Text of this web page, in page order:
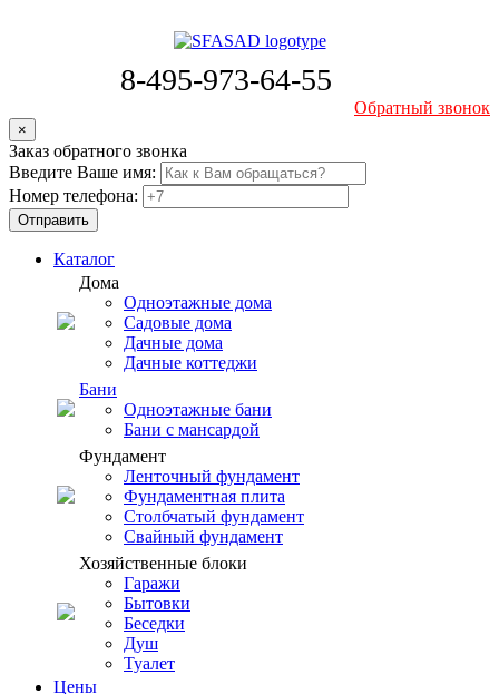
8-495-973-64-55
Обратный звонок
×
Заказ обратного звонка
Введите Ваше имя:
Номер телефона:
Каталог
Дома
Одноэтажные дома
Садовые дома
Дачные дома
Дачные коттеджи
Бани
Одноэтажные бани
Бани с мансардой
Фундамент
Ленточный фундамент
Фундаментная плита
Столбчатый фундамент
Свайный фундамент
Хозяйственные блоки
Гаражи
Бытовки
Беседки
Душ
Туалет
Цены